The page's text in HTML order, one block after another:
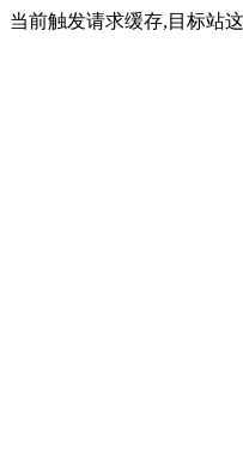
当前触发请求缓存,目标站